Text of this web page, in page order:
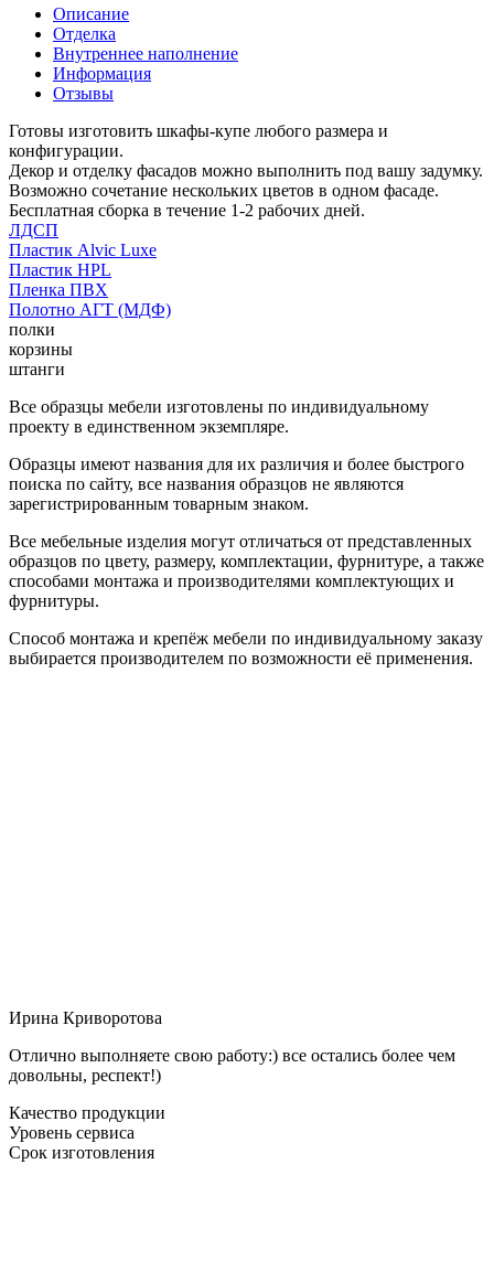
Описание
Отделка
Внутреннее наполнение
Информация
Отзывы
Готовы изготовить шкафы-купе любого размера и
конфигурации.
Декор и отделку фасадов можно выполнить под вашу задумку.
Возможно сочетание нескольких цветов в одном фасаде.
Бесплатная сборка в течение 1-2 рабочих дней.
ЛДСП
Пластик Alvic Luxe
Пластик HPL
Пленка ПВХ
Полотно АГТ (МДФ)
полки
корзины
штанги
Все образцы мебели изготовлены по индивидуальному
проекту в единственном экземпляре.
Образцы имеют названия для их различия и более быстрого
поиска по сайту, все названия образцов не являются
зарегистрированным товарным знаком.
Все мебельные изделия могут отличаться от представленных
образцов по цвету, размеру, комплектации, фурнитуре, а также
способами монтажа и производителями комплектующих и
фурнитуры.
Способ монтажа и крепёж мебели по индивидуальному заказу
выбирается производителем по возможности её применения.
Ирина Криворотова
Отлично выполняете свою работу:) все остались более чем
довольны, респект!)
Качество продукции
Уровень сервиса
Срок изготовления